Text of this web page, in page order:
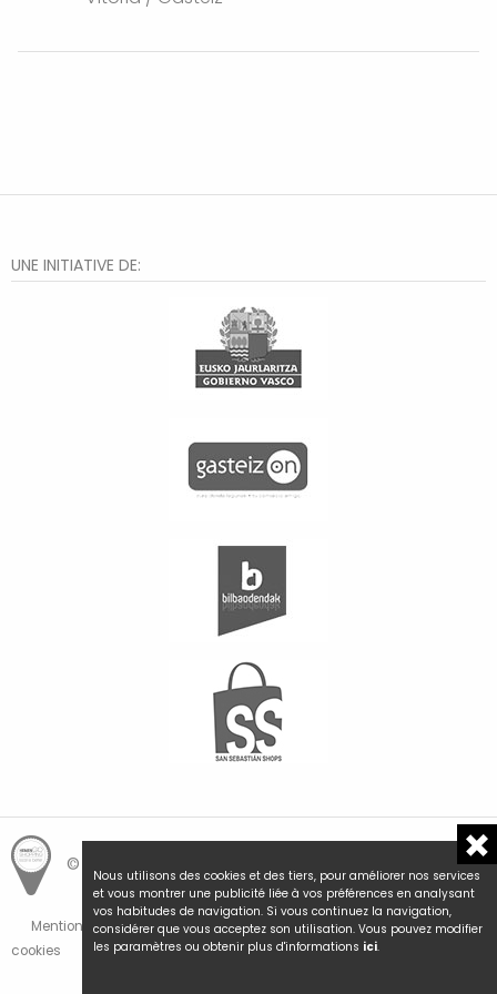
Nous utilisons des cookies et des tiers, pour améliorer nos services
et vous montrer une publicité liée à vos préférences en analysant
vos habitudes de navigation. Si vous continuez la navigation,
considérer que vous acceptez son utilisation. Vous pouvez modifier
les paramètres ou obtenir plus d'informations ici.
UNE INITIATIVE DE:
© Hemengo Shopping.
Mentions Légales et Politique de Confidentialité
Politique de
cookies